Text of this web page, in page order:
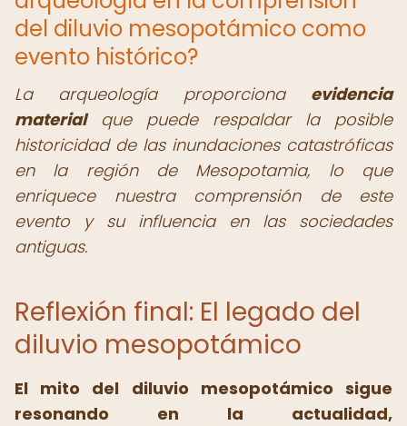
del diluvio mesopotámico como
evento histórico?
La arqueología proporciona evidencia
materialque puede respaldar la posible
historicidad de las inundaciones catastróficas
en la región de Mesopotamia, lo que
enriquece nuestra comprensión de este
evento y su influencia en las sociedades
antiguas.
Reflexión final: El legado del
diluvio mesopotámico
El mito del diluvio mesopotámico sigue
resonando en la actualidad,